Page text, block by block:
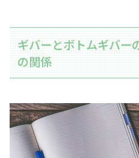
ギバーとボトムギバー
の関係